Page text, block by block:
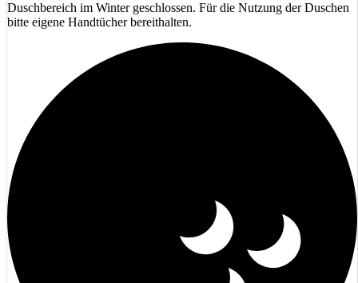
Formulare
Anträge
Duschbereich im Winter geschlossen. Für die Nutzung der Duschen
bitte eigene Handtücher bereithalten.